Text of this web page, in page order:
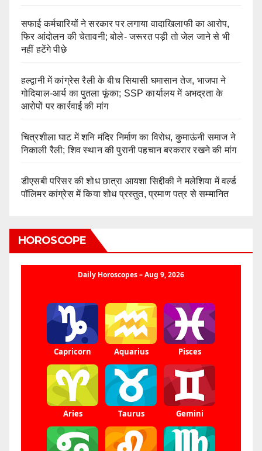
सफाई कर्मचारियों ने सरकार पर लगाया वादाखिलाफी का आरोप,
फिर आंदोलन की चेतावनी; बोले- जरूरत पड़ी तो जेल जाने से भी
नहीं हटेंगे पीछे
हल्द्वानी में कांग्रेस रैली के बीच सियासी घमासान तेज, भाजपा ने
गोदियाल-आर्य का पुतला फूंका; SSP कार्यालय में अभद्रता के
आरोपों पर कार्रवाई की मांग
चित्रशीला घाट में शनि मंदिर निर्माण का विरोध, कुमाऊंनी समाज ने
निकाली रैली; शिव स्थान की पुरानी पहचान बरकरार रखने की मांग
डीएसबी परिसर की शोध छात्रा आयशा सिद्दीकी ने मलेशिया में वर्ल्ड
पॉलिमर कांग्रेस में किया शोध प्रस्तुत, प्रमाण पत्र से सम्मानित
HOROSCOPE